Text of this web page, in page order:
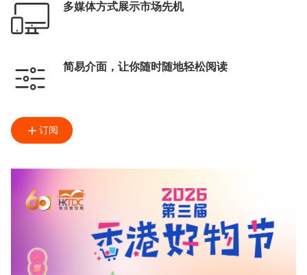
多媒体方式展示市场先机
简易介面，让你随时随地轻松阅读
订阅